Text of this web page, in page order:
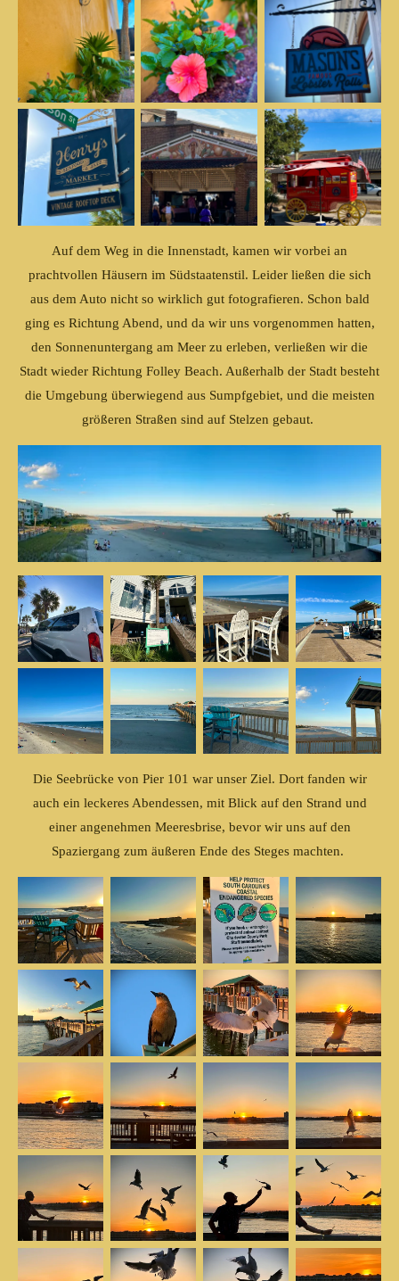
Auf dem Weg in die Innenstadt, kamen wir vorbei an
prachtvollen Häusern im Südstaatenstil. Leider ließen die sich
aus dem Auto nicht so wirklich gut fotografieren. Schon bald
ging es Richtung Abend, und da wir uns vorgenommen hatten,
den Sonnenuntergang am Meer zu erleben, verließen wir die
Stadt wieder Richtung Folley Beach. Außerhalb der Stadt besteht
die Umgebung überwiegend aus Sumpfgebiet, und die meisten
größeren Straßen sind auf Stelzen gebaut.
Die Seebrücke von Pier 101 war unser Ziel. Dort fanden wir
auch ein leckeres Abendessen, mit Blick auf den Strand und
einer angenehmen Meeresbrise, bevor wir uns auf den
Spaziergang zum äußeren Ende des Steges machten.